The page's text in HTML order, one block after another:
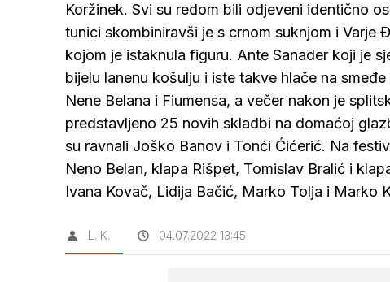
Koržinek. Svi su redom bili odjeveni identično
tunici skombiniravši je s crnom suknjom i Varje
kojom je istaknula figuru. Ante Sanader koji je
bijelu lanenu košulju i iste takve hlače na
Nene Belana i Fiumensa, a večer nakon je
predstavljeno 25 novih skladbi na domaćoj
su ravnali Joško Banov i Tonći Ćićerić. Na
Neno Belan, klapa Rišpet, Tomislav Bralić i
Ivana Kovač, Lidija Bačić, Marko Tolja i Marko
L. K. 04.07.2022 13:45